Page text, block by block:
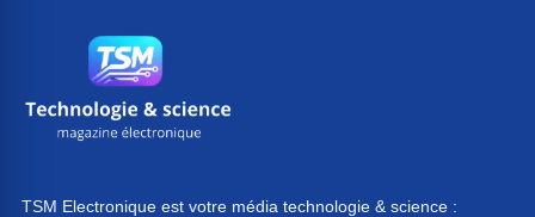
TSM Electronique est votre média technologie & science :